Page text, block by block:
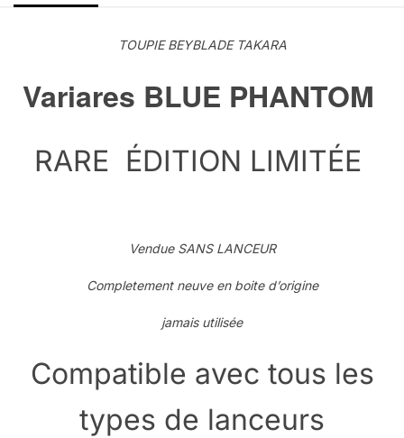
TOUPIE BEYBLADE TAKARA
Variares BLUE PHANTOM
RARE ÉDITION LIMITÉE
Vendue SANS LANCEUR
Completement neuve en boite d’origine
jamais utilisée
Compatible avec tous les
types de lanceurs